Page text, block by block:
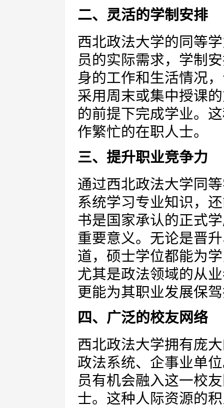
二、灵活的学制安排
西北政法大学的同等
员的实际需求，学制
身的工作和生活情况
采用周末或集中授课
的前提下完成学业。
作繁忙的在职人士。
三、提升职业竞争力
通过西北政法大学同
系统学习专业知识，
书是国家承认的正式
重要意义。无论是晋
道，硕士学位都能为
尤其是政法领域的从
更能为其职业发展保
四、广泛的校友网络
西北政法大学拥有庞
政法系统、企事业单
员有机会融入这一校
士。这种人际资源的